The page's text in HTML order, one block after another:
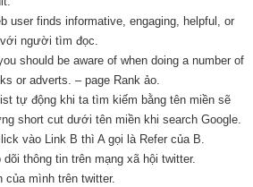
user finds informative, engaging, helpful, or
với người tìm đọc.
should be aware of when doing a number of
or adverts. – page Rank ảo.
tự động khi ta tìm kiếm bằng tên miền sẽ
short cut dưới tên miền khi search Google.
vào Link B thì A gọi là Refer của B.
thông tin trên mạng xã hội twitter.
của mình trên twitter.